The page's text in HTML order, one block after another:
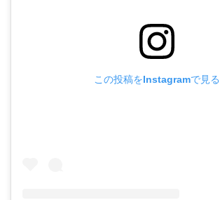
この投稿をInstagramで見る